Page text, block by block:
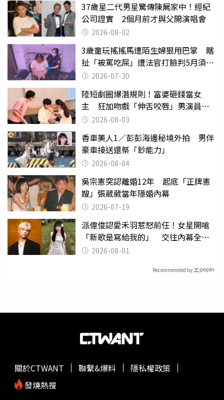
37歲星二代男星驚傳陳屍家中！經紀
公司證實 2個月前才與父開演唱會
2026-08-02
3歲童玩搖搖馬遭陌生婦狠甩巴掌 瞎
扯「被罵吃屎」遭法官打臉判5月須入
監 2026-07-30
陸短劇圈爆潛規則！富婆砸錢當女
主 狂加吻戲「伸舌咬唇」男演員崩
潰 2026-08-03
香車美人1／彭彭海邊秘境外拍 男伴
豪車接送還祭「鈔能力」
2026-08-04
吳宗憲突認離婚12年 起底「正牌憲
嫂」張葳葳當年隱婚內幕
2026-07-19
派偉俊認愛禾羽惹怒前任！女星開嗆
「新歌是寫給我的」 交往內幕全說
了 2026-08-01
Recommended by
關於CTWANT 聯繫&爆料
隱私權政策
發燒熱搜